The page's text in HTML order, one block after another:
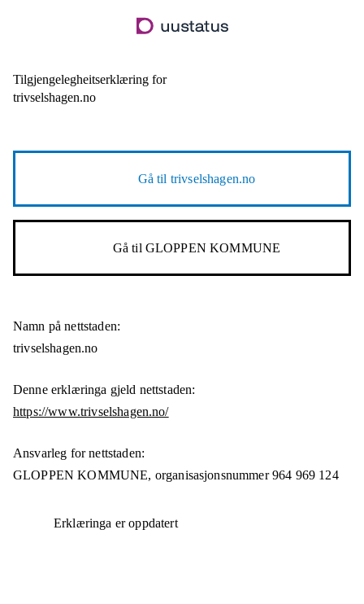
til
Tilgjengelegheitserklæring for
trivselshagen.no
Gå til trivselshagen.no
Gå til GLOPPEN KOMMUNE
Namn på nettstaden:
trivselshagen.no
Denne erklæringa gjeld nettstaden:
https://www.trivselshagen.no/
Ansvarleg for nettstaden:
GLOPPEN KOMMUNE, organisasjonsnummer 964 969 124
Erklæringa er oppdatert